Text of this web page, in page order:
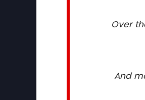
Over
And